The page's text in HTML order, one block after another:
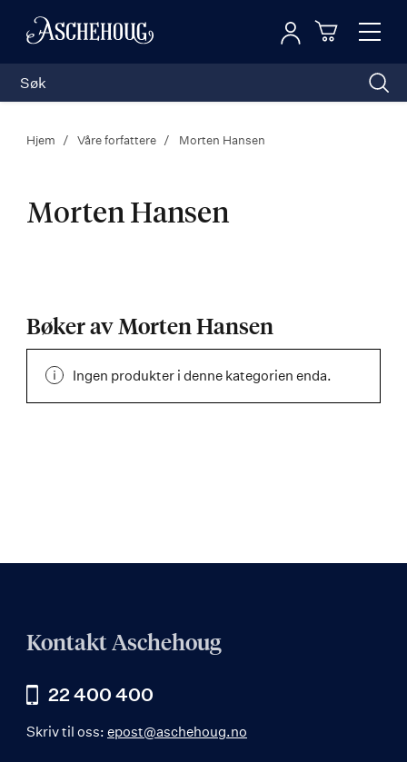
Toggle
Logg inn
Hjem Våre forfattere Morten Hansen
Morten Hansen
Bøker av Morten Hansen
Ingen produkter i denne kategorien enda.
Kontakt Aschehoug
22 400 400
Skriv til oss: epost@aschehoug.no